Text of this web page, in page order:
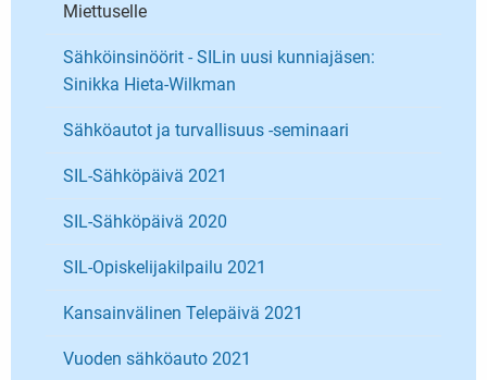
Miettuselle
Sähköinsinöörit - SILin uusi kunniajäsen:
Sinikka Hieta-Wilkman
Sähköautot ja turvallisuus -seminaari
SIL-Sähköpäivä 2021
SIL-Sähköpäivä 2020
SIL-Opiskelijakilpailu 2021
Kansainvälinen Telepäivä 2021
Vuoden sähköauto 2021